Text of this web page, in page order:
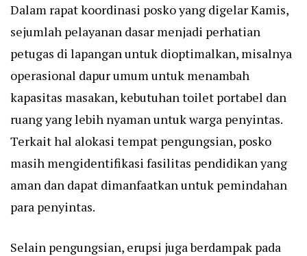
Dalam rapat koordinasi posko yang digelar Kamis,
sejumlah pelayanan dasar menjadi perhatian
petugas di lapangan untuk dioptimalkan, misalnya
operasional dapur umum untuk menambah
kapasitas masakan, kebutuhan toilet portabel dan
ruang yang lebih nyaman untuk warga penyintas.
Terkait hal alokasi tempat pengungsian, posko
masih mengidentifikasi fasilitas pendidikan yang
aman dan dapat dimanfaatkan untuk pemindahan
para penyintas.
Selain pengungsian, erupsi juga berdampak pada